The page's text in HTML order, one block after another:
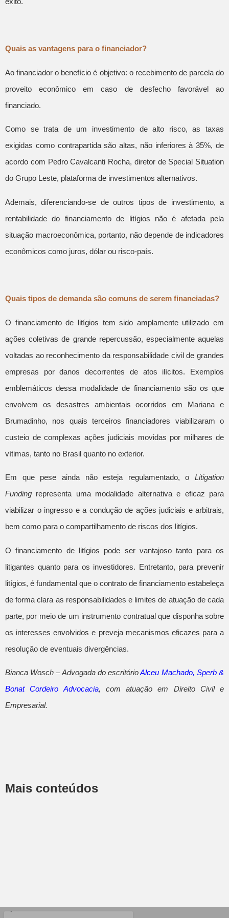
Quais as vantagens para o financiador?
Ao financiador o benefício é objetivo: o recebimento de parcela do
proveito econômico em caso de desfecho favorável ao
financiado.
Como se trata de um investimento de alto risco, as taxas
exigidas como contrapartida são altas, não inferiores à 35%, de
acordo com Pedro Cavalcanti Rocha, diretor de Special Situation
do Grupo Leste, plataforma de investimentos alternativos.
Ademais, diferenciando-se de outros tipos de investimento, a
rentabilidade do financiamento de litígios não é afetada pela
situação macroeconômica, portanto, não depende de indicadores
econômicos como juros, dólar ou risco-país.
Quais tipos de demanda são comuns de serem financiadas?
O financiamento de litígios tem sido amplamente utilizado em
ações coletivas de grande repercussão, especialmente aquelas
voltadas ao reconhecimento da responsabilidade civil de grandes
empresas por danos decorrentes de atos ilícitos. Exemplos
emblemáticos dessa modalidade de financiamento são os que
envolvem os desastres ambientais ocorridos em Mariana e
Brumadinho, nos quais terceiros financiadores viabilizaram o
custeio de complexas ações judiciais movidas por milhares de
vítimas, tanto no Brasil quanto no exterior.
Em que pese ainda não esteja regulamentado, o Litigation
Funding representa uma modalidade alternativa e eficaz para
viabilizar o ingresso e a condução de ações judiciais e arbitrais,
bem como para o compartilhamento de riscos dos litígios.
O financiamento de litígios pode ser vantajoso tanto para os
litigantes quanto para os investidores. Entretanto, para prevenir
litígios, é fundamental que o contrato de financiamento estabeleça
de forma clara as responsabilidades e limites de atuação de cada
parte, por meio de um instrumento contratual que disponha sobre
os interesses envolvidos e preveja mecanismos eficazes para a
resolução de eventuais divergências.
Bianca Wosch – Advogada do escritórioAlceu Machado, Sperb &
Bonat Cordeiro Advocacia, com atuação em Direito Civil e
Empresarial.
Mais conteúdos